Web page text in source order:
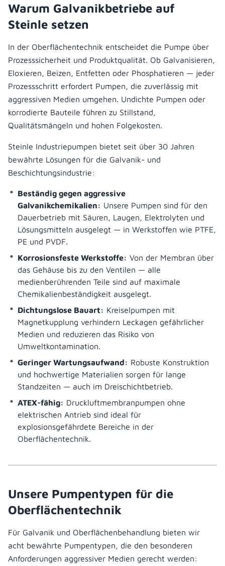
Warum Galvanikbetriebe auf
Steinle setzen
In der Oberflächentechnik entscheidet die Pumpe über
Prozesssicherheit und Produktqualität. Ob Galvanisieren,
Eloxieren, Beizen, Entfetten oder Phosphatieren — jeder
Prozessschritt erfordert Pumpen, die zuverlässig mit
aggressiven Medien umgehen. Undichte Pumpen oder
korrodierte Bauteile führen zu Stillstand,
Qualitätsmängeln und hohen Folgekosten.
Steinle Industriepumpen bietet seit über 30 Jahren
bewährte Lösungen für die Galvanik- und
Beschichtungsindustrie:
Beständig gegen aggressive
Galvanikchemikalien: Unsere Pumpen sind für den
Dauerbetrieb mit Säuren, Laugen, Elektrolyten und
Lösungsmitteln ausgelegt — in Werkstoffen wie PTFE,
PE und PVDF.
Korrosionsfeste Werkstoffe: Von der Membran über
das Gehäuse bis zu den Ventilen — alle
medienberührenden Teile sind auf maximale
Chemikalienbeständigkeit ausgelegt.
Dichtungslose Bauart: Kreiselpumpen mit
Magnetkupplung verhindern Leckagen gefährlicher
Medien und reduzieren das Risiko von
Umweltkontamination.
Geringer Wartungsaufwand: Robuste Konstruktion
und hochwertige Materialien sorgen für lange
Standzeiten — auch im Dreischichtbetrieb.
ATEX-fähig: Druckluftmembranpumpen ohne
elektrischen Antrieb sind ideal für
explosionsgefährdete Bereiche in der
Oberflächentechnik.
Unsere Pumpentypen für die
Oberflächentechnik
Für Galvanik und Oberflächenbehandlung bieten wir
acht bewährte Pumpentypen, die den besonderen
Anforderungen aggressiver Medien gerecht werden: